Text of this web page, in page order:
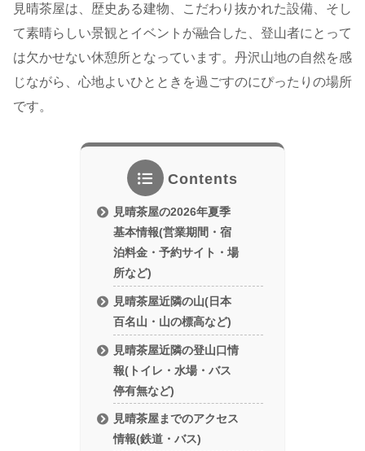
見晴茶屋は、歴史ある建物、こだわり抜かれた設備、そし
て素晴らしい景観とイベントが融合した、登山者にとって
は欠かせない休憩所となっています。丹沢山地の自然を感
じながら、心地よいひとときを過ごすのにぴったりの場所
です。
Contents
見晴茶屋の2026年夏季
基本情報(営業期間・宿
泊料金・予約サイト・場
所など)
見晴茶屋近隣の山(日本
百名山・山の標高など)
見晴茶屋近隣の登山口情
報(トイレ・水場・バス
停有無など)
見晴茶屋までのアクセス
情報(鉄道・バス)